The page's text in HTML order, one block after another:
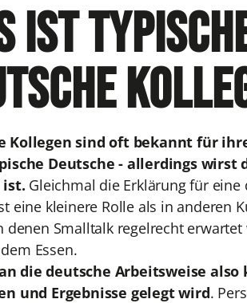
ist
Kollegen sind oft bekannt für
Deutsche - allerdings wirst
Gleichmal die Erklärung für
eine kleinere Rolle als in anderen
denen Smalltalk regelrecht
Essen.
die deutsche Arbeitsweise
und Ergebnisse gelegt wird.